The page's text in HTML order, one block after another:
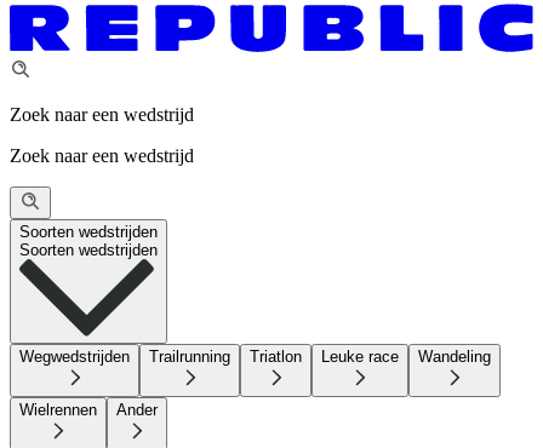
Zoek naar een wedstrijd
Zoek naar een wedstrijd
Soorten wedstrijden
Soorten wedstrijden
Wegwedstrijden Trailrunning Triatlon Leuke race Wandeling
Wielrennen Ander